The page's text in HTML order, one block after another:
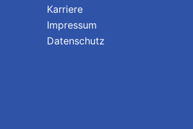
Karriere
Impressum
Datenschutz